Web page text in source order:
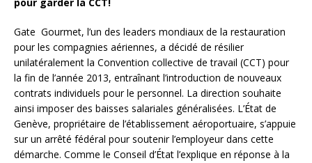
Gate Gourmet, l’un des leaders mondiaux de la restauration
pour les compagnies aériennes, a décidé de résilier
unilatéralement la Convention collective de travail (CCT) pour
la fin de l’année 2013, entraînant l’introduction de nouveaux
contrats individuels pour le personnel. La direction souhaite
ainsi imposer des baisses salariales généralisées. L’État de
Genève, propriétaire de l’établissement aéroportuaire, s’appuie
sur un arrêté fédéral pour soutenir l’employeur dans cette
démarche. Comme le Conseil d’État l’explique en réponse à la